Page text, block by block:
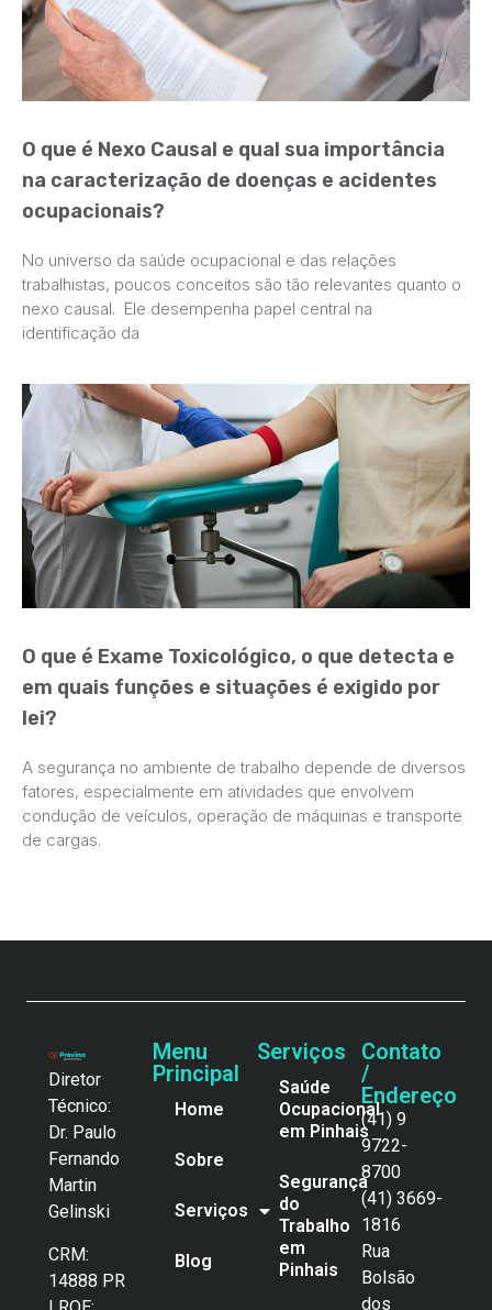
O que é Nexo Causal e qual sua importância
na caracterização de doenças e acidentes
ocupacionais?
No universo da saúde ocupacional e das relações
trabalhistas, poucos conceitos são tão relevantes quanto o
nexo causal. Ele desempenha papel central na
identificação da
O que é Exame Toxicológico, o que detecta e
em quais funções e situações é exigido por
lei?
A segurança no ambiente de trabalho depende de diversos
fatores, especialmente em atividades que envolvem
condução de veículos, operação de máquinas e transporte
de cargas.
Diretor
Técnico:
Dr. Paulo
Fernando
Martin
Gelinski
CRM:
14888 PR
Menu
Principal
Home
Sobre
Serviços
Blog
Serviços
Saúde
Ocupacional
em Pinhais
Segurança
do
Trabalho
em
Pinhais
Contato
/
Endereço
(41) 9
9722-
8700
(41) 3669-
1816
Rua
Bolsão
dos